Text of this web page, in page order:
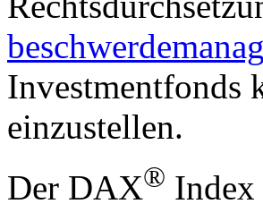
Investmentfonds
einzustellen.
Der DAX®